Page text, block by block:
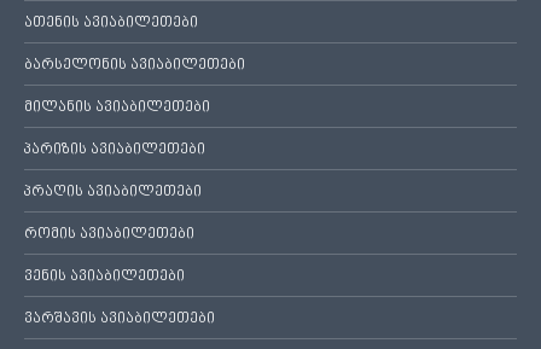
ათენის ავიაბილეთები
ბარსელონის ავიაბილეთები
მილანის ავიაბილეთები
პარიზის ავიაბილეთები
პრაღის ავიაბილეთები
რომის ავიაბილეთები
ვენის ავიაბილეთები
ვარშავის ავიაბილეთები